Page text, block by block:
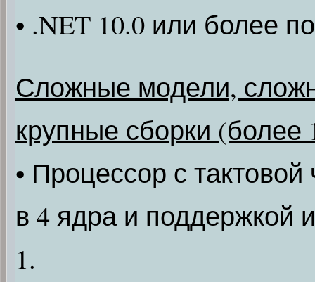
• .NET 10.0 или более
Сложные модели,
крупные сборки (более
• Процессор с
в 4 ядра и поддержкой
1.